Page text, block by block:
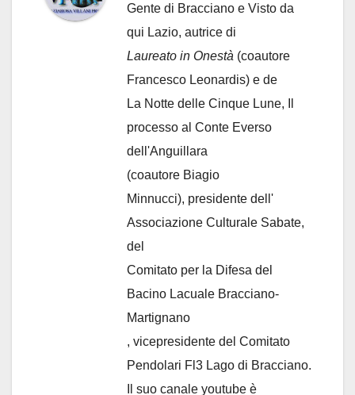
Gente di Bracciano e Visto da
qui Lazio, autrice di
Laureato in Onestà (coautore
Francesco Leonardis) e de
La Notte delle Cinque Lune, Il
processo al Conte Everso
dell'Anguillara
(coautore Biagio
Minnucci), presidente dell'
Associazione Culturale Sabate,
del
Comitato per la Difesa del
Bacino Lacuale Bracciano-
Martignano
, vicepresidente del Comitato
Pendolari Fl3 Lago di Bracciano.
Il suo canale youtube è